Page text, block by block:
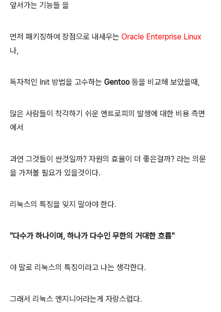
앞서가는 기능들 을
먼저 패키징하여 장점으로 내새우는 Oracle Enterprise Linux
나,
독자적인 Init 방법을 고수하는 Gentoo 등을 비교해 보았을때,
많은 사람들이 착각하기 쉬운 엔트로피의 발생에 대한 비용 측면
에서
과연 그것들이 싼것일까? 자원의 효율이 더 좋은걸까? 라는 의문
을 가져볼 필요가 있을것이다.
리눅스의 특징을 잊지 말아야 한다.
"다수가 하나이며, 하나가 다수인 무한의 거대한 흐름"
야 말로 리눅스의 특징이라고 나는 생각한다.
그래서 리눅스 엔지니어라는게 자랑스럽다.